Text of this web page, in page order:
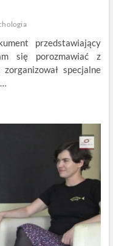
przedstawiający
się porozmawiać z
specjalne